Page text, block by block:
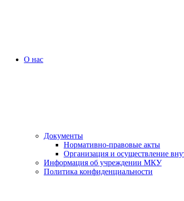
О нас
Документы
Нормативно-правовые акты
Организация и осуществление
Информация об учреждении МКУ
Политика конфиденциальности